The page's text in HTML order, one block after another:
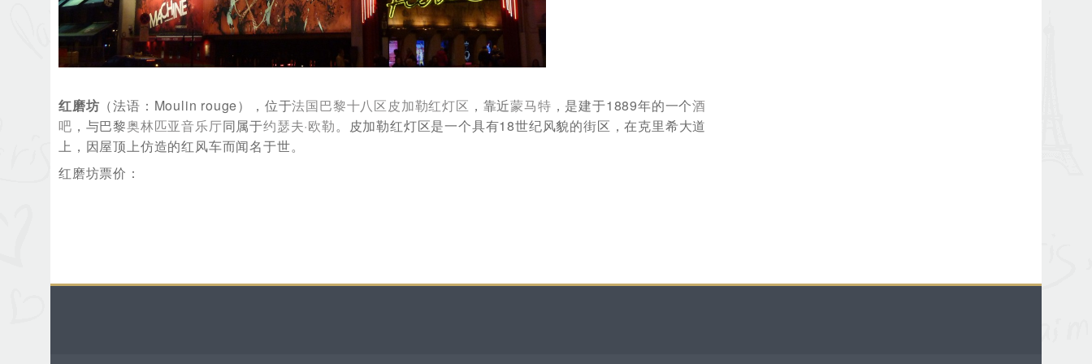
红磨坊 （法语： Moulin rouge），位于法国巴黎十八区皮加勒红灯区 ，靠近蒙马特 ，是建于1889年的一个酒
吧 ，与巴黎奥林匹亚音乐厅同属于约瑟夫·欧勒。皮加勒红灯区是一个具有18世纪风貌的街区，在克里希大道
上，因屋顶上仿造的红风车而闻名于世。
红磨坊票价：